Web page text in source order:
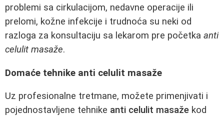
problemi sa cirkulacijom, nedavne operacije ili
prelomi, kožne infekcije i trudnoća su neki od
razloga za konsultaciju sa lekarom pre početka anti
celulit masaže.
Domaće tehnike anti celulit masaže
Uz profesionalne tretmane, možete primenjivati i
pojednostavljene tehnike anti celulit masaže kod